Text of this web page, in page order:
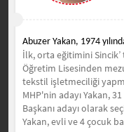
Abuzer Yakan, 1974
İlk, orta eğitimini Sincik’
Öğretim Lisesinden
tekstil işletmeciliği
MHP'nin adayı Yakan,
Başkanı adayı olarak
Yakan, evli ve 4 çocuk